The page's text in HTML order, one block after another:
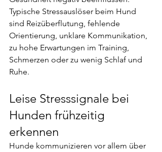
Typische Stressauslöser beim Hund
sind Reizüberflutung, fehlende
Orientierung, unklare Kommunikation,
zu hohe Erwartungen im Training,
Schmerzen oder zu wenig Schlaf und
Ruhe.
Leise Stresssignale bei
Hunden frühzeitig
erkennen
Hunde kommunizieren vor allem über